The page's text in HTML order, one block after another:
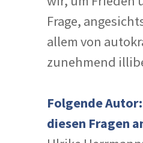
Frage,
allem von
zunehmend
Folgende
diesen Fragen